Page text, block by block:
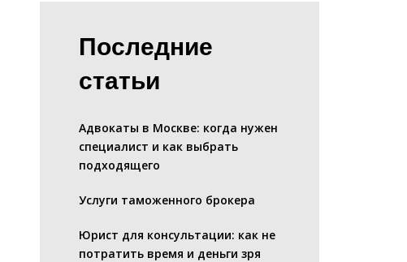
Последние
статьи
Адвокаты в Москве: когда нужен
специалист и как выбрать
подходящего
Услуги таможенного брокера
Юрист для консультации: как не
потратить время и деньги зря